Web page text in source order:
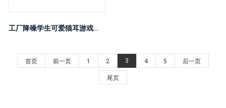
工厂降噪学生可爱猫耳游戏包耳式头带儿童无线耳机
首页 前一页 1 2 3 4 5 后一页
尾页